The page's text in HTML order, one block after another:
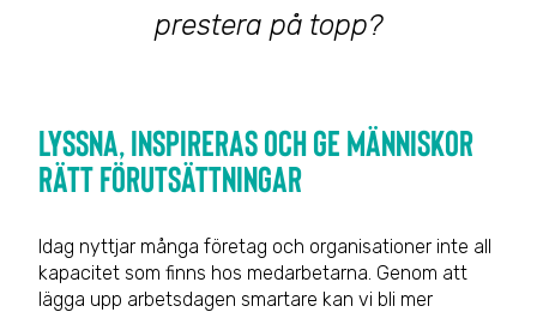
prestera på topp?
Lyssna, inspireras och ge människor
rätt förutsättningar
Idag nyttjar många företag och organisationer inte all
kapacitet som finns hos medarbetarna. Genom att
lägga upp arbetsdagen smartare kan vi bli mer